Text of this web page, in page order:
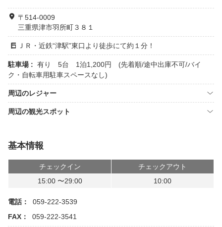
〒514-0009
三重県津市羽所町３８１
ＪＲ・近鉄“津駅”東口より徒歩にて約１分！
駐車場 : 有り 5台 1泊1,200円 (先着順/途中出庫不可/バイ
ク・自転車用駐車スペースなし)
周辺のレジャー
周辺の観光スポット
基本情報
チェックイン
チェックアウト
15:00 〜29:00
10:00
電話：
059-222-3539
FAX：
059-222-3541